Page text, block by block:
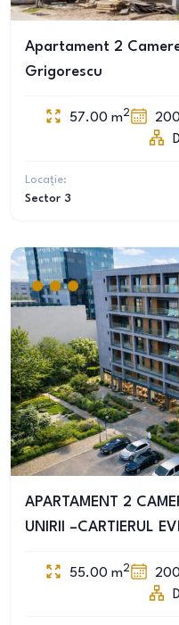
Apartament 2
Grigorescu
57.00 m2
Locație:
Sector 3
APARTAMENT 2
UNIRII –CARTIERUL
55.00 m2